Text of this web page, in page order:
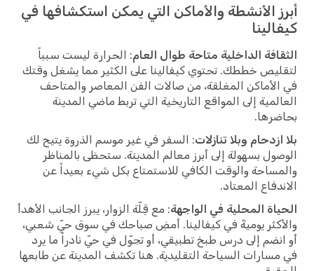
أبرز الأنشطة والأماكن التي يمكن استكشافها في
كيفالينا
الثقافة الداخلية متاحة طوال العام: الحرارة ليست سبباً
لتقليص خططك. تحتوي كيفالينا على الكثير مما يشغل وقتك
في الأماكن المغلقة، من صالات الفن المعاصر والمتاحف
العالمية إلى المواقع التاريخية التي تربط ماضي المدينة
بحاضرها.
بلا ازدحام وبلا تنازلات: السفر في غير موسم الذروة يتيح لك
الوصول بسهولة إلى أبرز معالم المدينة. ستحظى بالمناظر
والمساحة والوقت الكافي للاستمتاع بكل شيء بعيداً عن
الاندفاع المعتاد.
الحياة المحلية في الواجهة: مع قِلّة الزوار، يبرز الجانب الأهدأ
والأكثر يوميةً في كيفالينا. أمضِ صباحك في سوق حيّ شعبي،
أو انضم إلى درس طبخ تطبيقي، أو تجوّل في حيّ نادراً ما يرد
في مسارات السياحة التقليدية. هنا تكشف المدينة عن طابعها